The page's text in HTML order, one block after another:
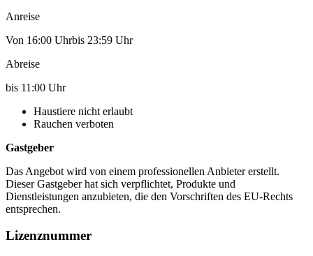
Anreise
Von 16:00 Uhrbis 23:59 Uhr
Abreise
bis 11:00 Uhr
Haustiere nicht erlaubt
Rauchen verboten
Gastgeber
Das Angebot wird von einem professionellen Anbieter erstellt.
Dieser Gastgeber hat sich verpflichtet, Produkte und
Dienstleistungen anzubieten, die den Vorschriften des EU-Rechts
entsprechen.
Lizenznummer